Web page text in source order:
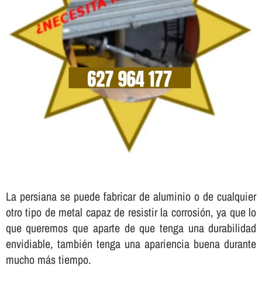
La persiana se puede fabricar de aluminio o de cualquier
otro tipo de metal capaz de resistir la corrosión, ya que lo
que queremos que aparte de que tenga una durabilidad
envidiable, también tenga una apariencia buena durante
mucho más tiempo.